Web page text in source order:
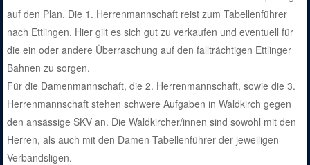
auf den Plan. Die 1. Herrenmannschaft reist zum Tabellenführer
nach Ettlingen. Hier gilt es sich gut zu verkaufen und eventuell für
die ein oder andere Überraschung auf den fallträchtigen Ettlinger
Bahnen zu sorgen.
Für die Damenmannschaft, die 2. Herrenmannschaft, sowie die 3.
Herrenmannschaft stehen schwere Aufgaben in Waldkirch gegen
den ansässige SKV an. Die Waldkircher/innen sind sowohl mit den
Herren, als auch mit den Damen Tabellenführer der jeweiligen
Verbandsligen.